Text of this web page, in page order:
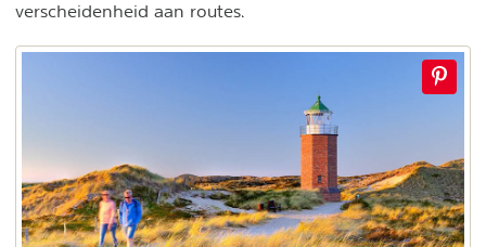
verscheidenheid aan routes.